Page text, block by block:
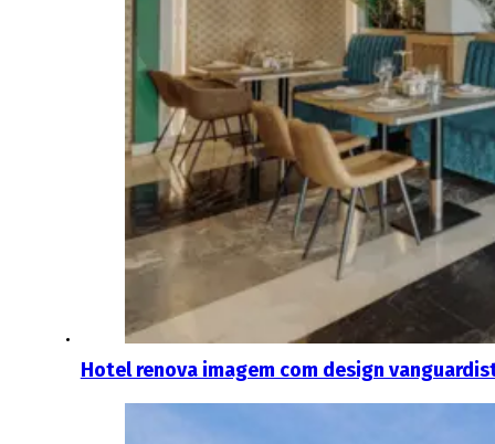
Hotel renova imagem com design